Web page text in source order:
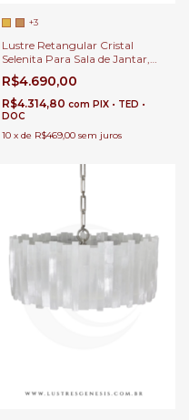
+3
Lustre Retangular Cristal
Selenita Para Sala de Jantar,
Sala de Estar, Suítes e Hall de
Entrada
R$4.690,00
R$4.314,80 com PIX • TED •
DOC
10 x de R$469,00 sem juros